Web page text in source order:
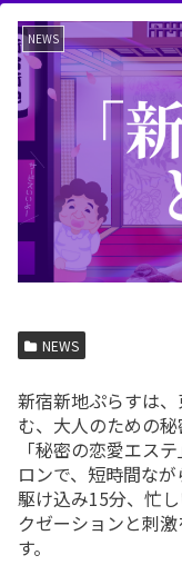
NEWS
NEWS
新宿新地ぷらすは
む、大人のための秘
「秘密の恋愛エス
ロンで、短時間な
駆け込み15分、忙
クゼーションと刺
す。